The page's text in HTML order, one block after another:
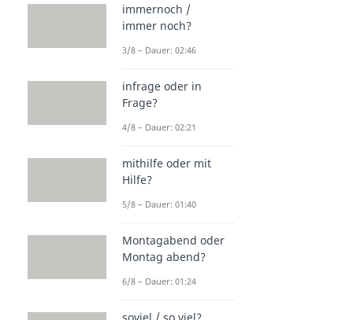
immernoch /
immer noch?
3/8 – Dauer: 02:46
infrage oder in
Frage?
4/8 – Dauer: 02:21
mithilfe oder mit
Hilfe?
5/8 – Dauer: 01:40
Montagabend oder
Montag abend?
6/8 – Dauer: 01:24